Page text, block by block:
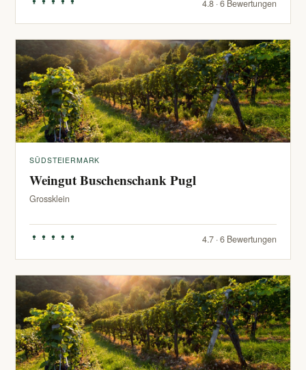
4.8 · 6 Bewertungen
SÜDSTEIERMARK
Weingut Buschenschank Pugl
Grossklein
4.7 · 6 Bewertungen